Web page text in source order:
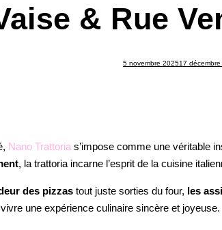
& Rue
5 novembre 202517
Nano Trattoria s’impose comme une véritable
, la trattoria incarne l’esprit de la cuisine
des pizzas tout juste sorties du four, les
vivre une expérience culinaire sincère et joyeuse.